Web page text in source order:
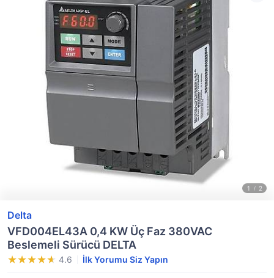
Delta
VFD004EL43A 0,4 KW Üç Faz 380VAC
Beslemeli Sürücü DELTA
4.6 İlk Yorumu Siz Yapın